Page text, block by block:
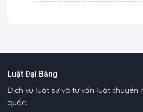
Luật Đại Bàng
Dịch vụ luật sư và tư vấn luật chuyên
quốc.